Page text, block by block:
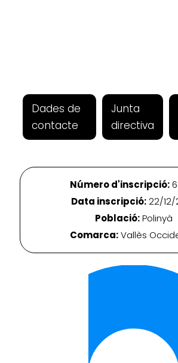
Dades de
contacte
Junta
directiva
Número d'inscripció:
Data inscripció:22/12/
Població:Polinyà
Comarca:Vallès